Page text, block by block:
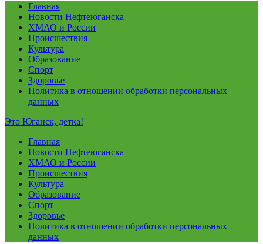
Главная
Новости Нефтеюганска
ХМАО и России
Происшествия
Культура
Образование
Спорт
Здоровье
Политика в отношении обработки персональных
данных
Это Юганск, детка!
Главная
Новости Нефтеюганска
ХМАО и России
Происшествия
Культура
Образование
Спорт
Здоровье
Политика в отношении обработки персональных
данных